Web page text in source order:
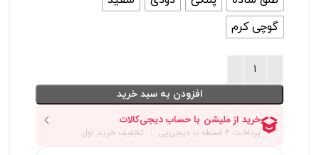
گوچی کرم
افزودن به سبد خرید